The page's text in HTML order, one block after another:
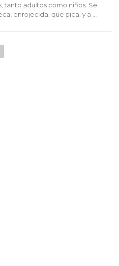
tanto adultos como niños. Se
enrojecida, que pica, y a …